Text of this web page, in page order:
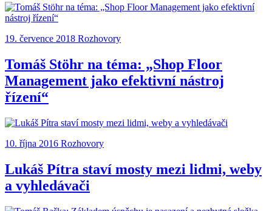
19. července 2018 Rozhovory
Tomáš Stӧhr na téma: „Shop Floor
Management jako efektivní nástroj
řízení“
10. října 2016 Rozhovory
Lukáš Pítra staví mosty mezi lidmi, weby
a vyhledávači